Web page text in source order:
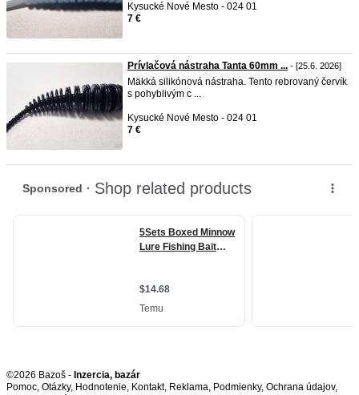
Kysucké Nové Mesto - 024 01
7 €
Prívlačová nástraha Tanta 60mm ... - [25.6. 2026]
Mäkká silikónová nástraha. Tento rebrovaný červík
s pohyblivým c ...
Kysucké Nové Mesto - 024 01
7 €
©2026 Bazoš - Inzercia, bazár
Pomoc, Otázky, Hodnotenie, Kontakt, Reklama, Podmienky, Ochrana údajov,